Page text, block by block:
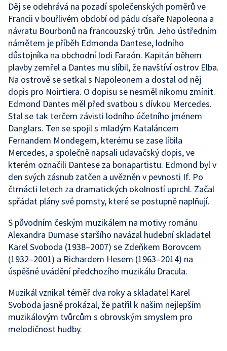
Děj se odehrává na pozadí společenských poměrů ve
Francii v bouřlivém období od pádu císaře Napoleona a
návratu Bourbonů na francouzský trůn. Jeho ústředním
námětem je příběh Edmonda Dantese, lodního
důstojníka na obchodní lodi Faraón. Kapitán během
plavby zemřel a Dantes mu slíbil, že navštíví ostrov Elba.
Na ostrově se setkal s Napoleonem a dostal od něj
dopis pro Noirtiera. O dopisu se nesměl nikomu zmínit.
Edmond Dantes měl před svatbou s dívkou Mercedes.
Stal se tak terčem závisti lodního účetního jménem
Danglars. Ten se spojil s mladým Kataláncem
Fernandem Mondegem, kterému se zase líbila
Mercedes, a společně napsali udavačský dopis, ve
kterém označili Dantese za bonapartistu. Edmond byl v
den svých zásnub zatčen a uvězněn v pevnosti If. Po
čtrnácti letech za dramatických okolností uprchl. Začal
spřádat plány své pomsty, které se postupně naplňují.
S původním českým muzikálem na motivy románu
Alexandra Dumase staršího navázal hudební skladatel
Karel Svoboda (1938–2007) se Zdeňkem Borovcem
(1932–2001) a Richardem Hesem (1963–2014) na
úspěšné uvádění předchozího muzikálu Dracula.
Muzikál vznikal téměř dva roky a skladatel Karel
Svoboda jasně prokázal, že patřil k našim nejlepším
muzikálovým tvůrcům s obrovským smyslem pro
melodičnost hudby.